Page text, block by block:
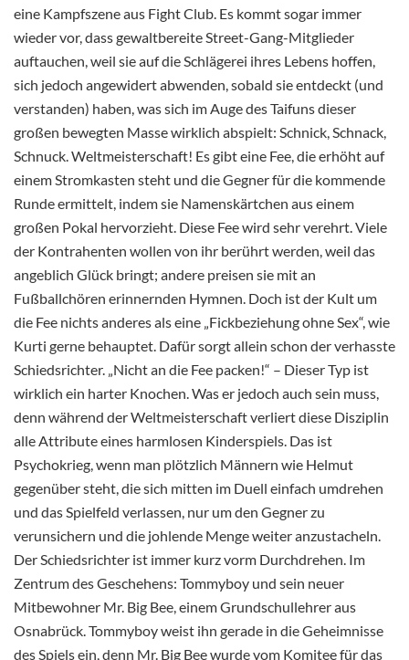
eine Kampfszene aus Fight Club. Es kommt sogar immer
wieder vor, dass gewaltbereite Street-Gang-Mitglieder
auftauchen, weil sie auf die Schlägerei ihres Lebens hoffen,
sich jedoch angewidert abwenden, sobald sie entdeckt (und
verstanden) haben, was sich im Auge des Taifuns dieser
großen bewegten Masse wirklich abspielt: Schnick, Schnack,
Schnuck. Weltmeisterschaft! Es gibt eine Fee, die erhöht auf
einem Stromkasten steht und die Gegner für die kommende
Runde ermittelt, indem sie Namenskärtchen aus einem
großen Pokal hervorzieht. Diese Fee wird sehr verehrt. Viele
der Kontrahenten wollen von ihr berührt werden, weil das
angeblich Glück bringt; andere preisen sie mit an
Fußballchören erinnernden Hymnen. Doch ist der Kult um
die Fee nichts anderes als eine „Fickbeziehung ohne Sex“, wie
Kurti gerne behauptet. Dafür sorgt allein schon der verhasste
Schiedsrichter. „Nicht an die Fee packen!“ – Dieser Typ ist
wirklich ein harter Knochen. Was er jedoch auch sein muss,
denn während der Weltmeisterschaft verliert diese Disziplin
alle Attribute eines harmlosen Kinderspiels. Das ist
Psychokrieg, wenn man plötzlich Männern wie Helmut
gegenüber steht, die sich mitten im Duell einfach umdrehen
und das Spielfeld verlassen, nur um den Gegner zu
verunsichern und die johlende Menge weiter anzustacheln.
Der Schiedsrichter ist immer kurz vorm Durchdrehen. Im
Zentrum des Geschehens: Tommyboy und sein neuer
Mitbewohner Mr. Big Bee, einem Grundschullehrer aus
Osnabrück. Tommyboy weist ihn gerade in die Geheimnisse
des Spiels ein, denn Mr. Big Bee wurde vom Komitee für das